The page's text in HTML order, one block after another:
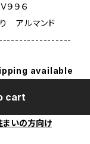
９６
アルマンド
available
cart
まいの方向け